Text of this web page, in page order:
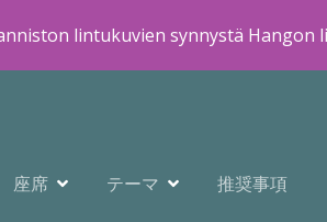
lintukuvien synnystä Hangon
座席 テーマ 推奨事項